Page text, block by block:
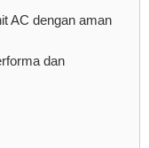
AC dengan aman
dan